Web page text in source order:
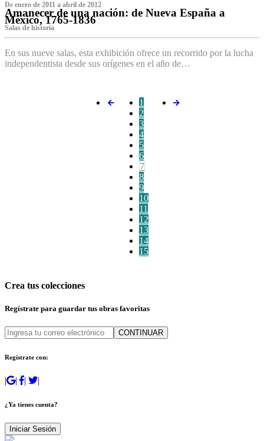
De enero de 2011 a abril de 2012
Amanecer de una nación: de Nueva España a
México, 1765-1836
Salas de historia
En sus nueve salas, esta exhibición ofrece un recorrido por la lucha
independentista desde sus orígenes en el año de…
1
2
3
4
5
6
7
8
9
10
11
12
13
14
15
Crea tus colecciones
Regístrate para guardar tus obras favoritas
CONTINUAR
Regístrate con:
| | | |
¿Ya tienes cuenta?
Iniciar Sesión